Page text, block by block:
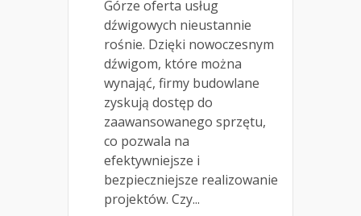
Górze oferta usług
dźwigowych nieustannie
rośnie. Dzięki nowoczesnym
dźwigom, które można
wynająć, firmy budowlane
zyskują dostęp do
zaawansowanego sprzętu,
co pozwala na
efektywniejsze i
bezpieczniejsze realizowanie
projektów. Czy...